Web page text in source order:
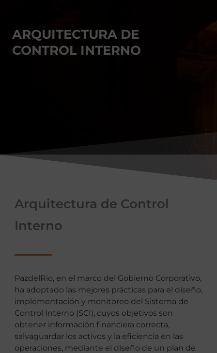
ARQUITECTURA DE
CONTROL INTERNO
Arquitectura de Control
Interno
PazdelRio, en el marco del Gobierno Corporativo,
ha adoptado las mejores prácticas para el diseño,
implementación y monitoreo del Sistema de
Control Interno (SCI), cuyos objetivos son
obtener información financiera correcta,
salvaguardar los activos y la eficiencia en las
operaciones, mediante el diseño de un plan de